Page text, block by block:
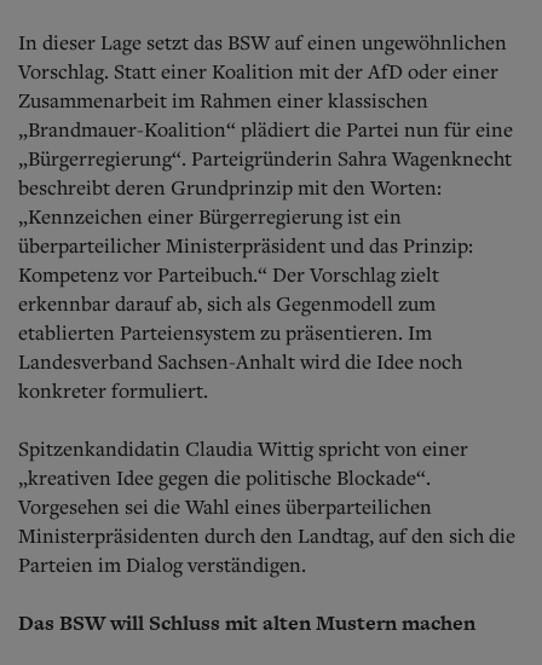
In dieser Lage setzt das BSW auf einen ungewöhnlichen
Vorschlag. Statt einer Koalition mit der AfD oder einer
Zusammenarbeit im Rahmen einer klassischen
„Brandmauer-Koalition“ plädiert die Partei nun für eine
„Bürgerregierung“. Parteigründerin Sahra Wagenknecht
beschreibt deren Grundprinzip mit den Worten:
„Kennzeichen einer Bürgerregierung ist ein
überparteilicher Ministerpräsident und das Prinzip:
Kompetenz vor Parteibuch.“ Der Vorschlag zielt
erkennbar darauf ab, sich als Gegenmodell zum
etablierten Parteiensystem zu präsentieren. Im
Landesverband Sachsen-Anhalt wird die Idee noch
konkreter formuliert.
Spitzenkandidatin Claudia Wittig spricht von einer
„kreativen Idee gegen die politische Blockade“.
Vorgesehen sei die Wahl eines überparteilichen
Ministerpräsidenten durch den Landtag, auf den sich die
Parteien im Dialog verständigen.
Das BSW will Schluss mit alten Mustern machen